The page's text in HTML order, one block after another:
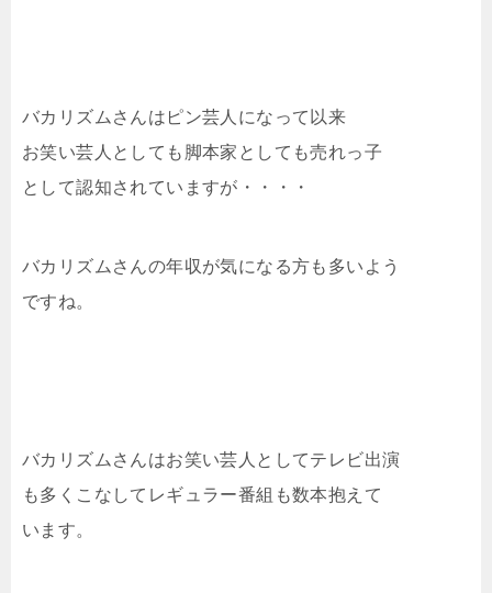
バカリズムさんはピン芸人になって以来
お笑い芸人としても脚本家としても売れっ子
として認知されていますが・・・・
バカリズムさんの年収が気になる方も多いよう
ですね。
バカリズムさんはお笑い芸人としてテレビ出演
も多くこなしてレギュラー番組も数本抱えて
います。